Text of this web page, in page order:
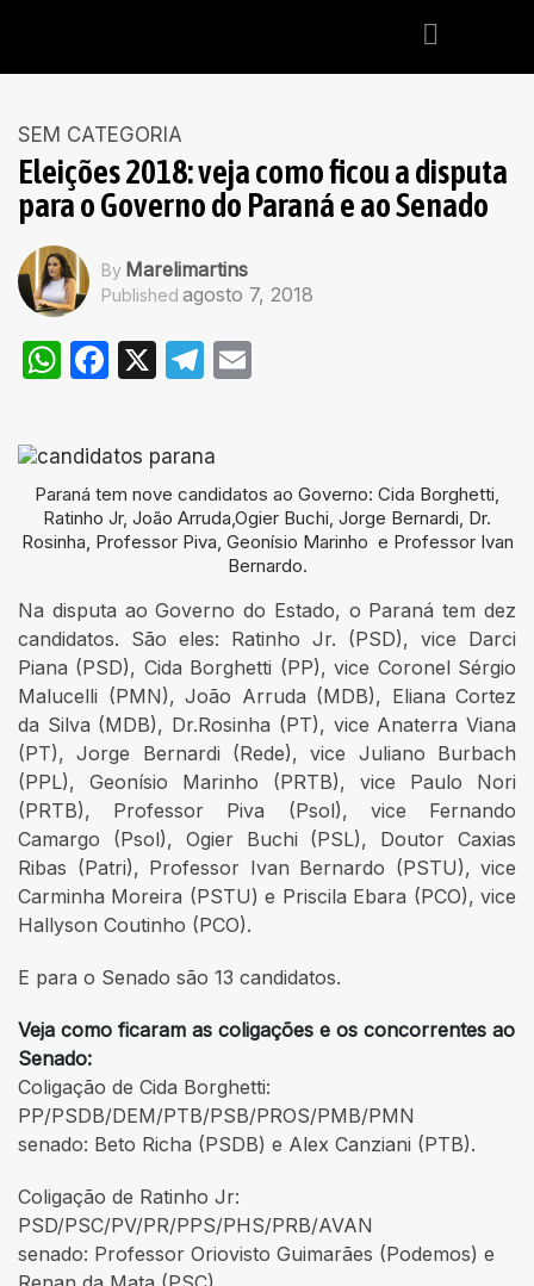
SEM CATEGORIA
Eleições 2018: veja como ficou a disputa
para o Governo do Paraná e ao Senado
By Marelimartins
Published agosto 7, 2018
WhatsApp
Facebook
X Telegram
Paraná tem nove candidatos ao Governo: Cida Borghetti,
Ratinho Jr, João Arruda,Ogier Buchi, Jorge Bernardi, Dr.
Rosinha, Professor Piva, Geonísio Marinho e Professor Ivan
Bernardo.
Na disputa ao Governo do Estado, o Paraná tem dez
candidatos. São eles: Ratinho Jr. (PSD), vice Darci
Piana (PSD), Cida Borghetti (PP), vice Coronel Sérgio
Malucelli (PMN), João Arruda (MDB), Eliana Cortez
da Silva (MDB), Dr.Rosinha (PT), vice Anaterra Viana
(PT), Jorge Bernardi (Rede), vice Juliano Burbach
(PPL), Geonísio Marinho (PRTB), vice Paulo Nori
(PRTB), Professor Piva (Psol), vice Fernando
Camargo (Psol), Ogier Buchi (PSL), Doutor Caxias
Ribas (Patri), Professor Ivan Bernardo (PSTU), vice
Carminha Moreira (PSTU) e Priscila Ebara (PCO), vice
Hallyson Coutinho (PCO).
E para o Senado são 13 candidatos.
Veja como ficaram as coligações e os concorrentes ao
Senado:
Coligação de Cida Borghetti:
PP/PSDB/DEM/PTB/PSB/PROS/PMB/PMN
senado: Beto Richa (PSDB) e Alex Canziani (PTB).
Coligação de Ratinho Jr:
PSD/PSC/PV/PR/PPS/PHS/PRB/AVAN
senado: Professor Oriovisto Guimarães (Podemos) e